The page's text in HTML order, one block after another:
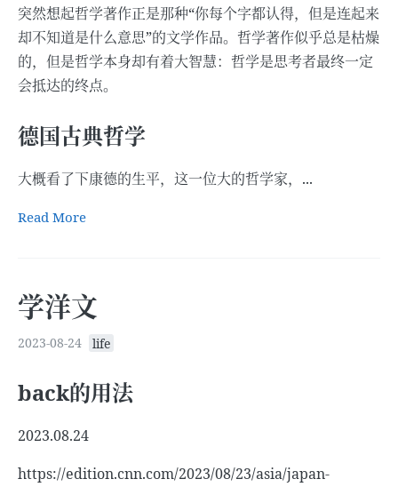
突然想起哲学著作正是那种“你每个字都认得，但是连起来
却不知道是什么意思”的文学作品。哲学著作似乎总是枯燥
的，但是哲学本身却有着大智慧：哲学是思考者最终一定
会抵达的终点。
德国古典哲学
大概看了下康德的生平，这一位大的哲学家，...
Read More
学洋文
2023-08-24 life
back的用法
2023.08.24
https://edition.cnn.com/2023/08/23/asia/japan-